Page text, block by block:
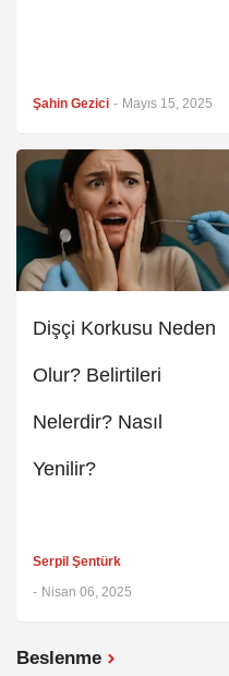
Şahin Gezici - Mayıs 15, 2025
Dişçi Korkusu Neden
Olur? Belirtileri
Nelerdir? Nasıl
Yenilir?
Serpil Şentürk
- Nisan 06, 2025
Beslenme